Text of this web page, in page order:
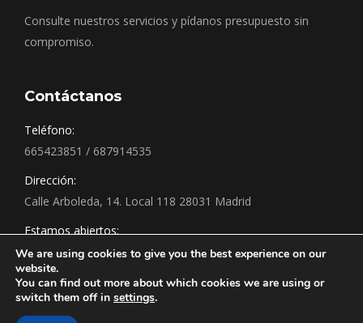
Consulte nuestros servicios y pídanos presupuesto sin
compromiso.
Contáctanos
Teléfono:
665423851 / 687914535
Dirección:
Calle Arboleda, 14. Local 118 28031 Madrid
Estamos abiertos:
Siempre a su servicio.
We are using cookies to give you the best experience on our
website.
You can find out more about which cookies we are using or
switch them off in settings.